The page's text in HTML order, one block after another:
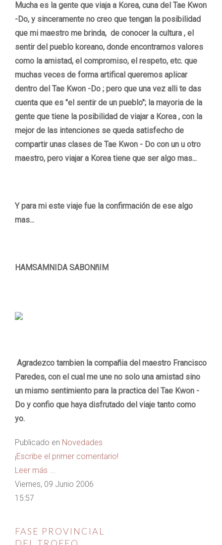
Mucha es la gente que viaja a Korea, cuna del Tae Kwon
-Do, y sinceramente no creo que tengan la posibilidad
que mi maestro me brinda, de conocer la cultura , el
sentir del pueblo koreano, donde encontramos valores
como la amistad, el compromiso, el respeto, etc. que
muchas veces de forma artifical queremos aplicar
dentro del Tae Kwon -Do ; pero que una vez alli te das
cuenta que es "el sentir de un pueblo"; la mayoria de la
gente que tiene la posibilidad de viajar a Korea , con la
mejor de las intenciones se queda satisfecho de
compartir unas clases de Tae Kwon - Do con un u otro
maestro, pero viajar a Korea tiene que ser algo mas...
Y para mi este viaje fue la confirmación de ese algo
mas...
HAMSAMNIDA SABONñIM
Agradezco tambien la compañia del maestro Francisco
Paredes, con el cual me une no solo una amistad sino
un mismo sentimiento para la practica del Tae Kwon -
Do y confio que haya disfrutado del viaje tanto como
yo.
Publicado en Novedades
¡Escribe el primer comentario!
Leer más ...
Viernes, 09 Junio 2006
15:57
FASE PROVINCIAL